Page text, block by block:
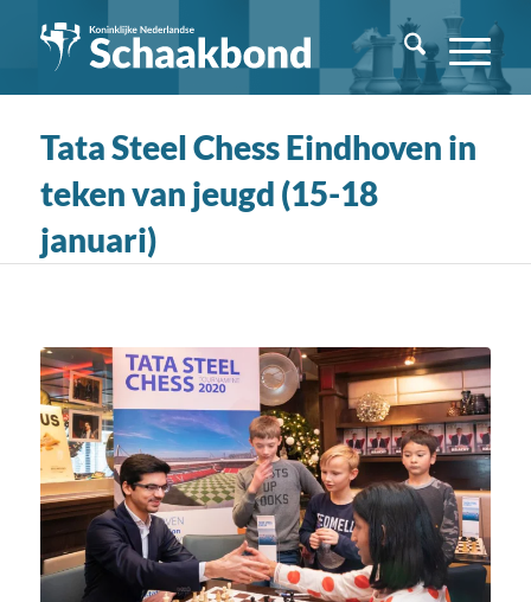
Tata Steel Chess Eindhoven in
teken van jeugd (15-18
januari)